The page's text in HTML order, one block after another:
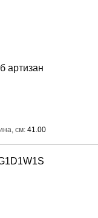
артизан
см 41.00